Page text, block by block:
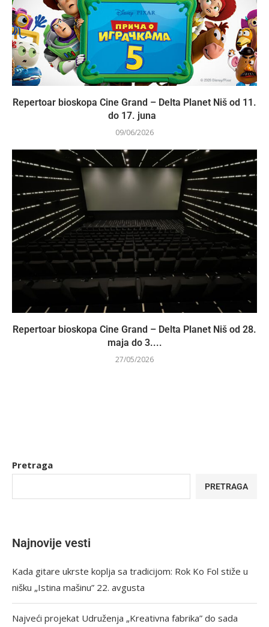
Repertoar bioskopa Cine Grand – Delta Planet Niš od 11.
do 17. juna
09/06/2026
Repertoar bioskopa Cine Grand – Delta Planet Niš od 28.
maja do 3....
27/05/2026
Pretraga
PRETRAGA
Najnovije vesti
Kada gitare ukrste koplja sa tradicijom: Rok Ko Fol stiže u
nišku „Istina mašinu” 22. avgusta
Najveći projekat Udruženja „Kreativna fabrika” do sada